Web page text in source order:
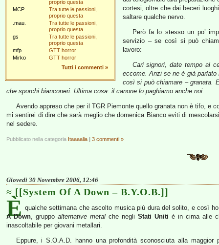
proprio questa
MCP
Tra tutte le passioni,
proprio questa
.mau.
Tra tutte le passioni,
proprio questa
gs
Tra tutte le passioni,
proprio questa
mfp
GTT horror
Mirko
GTT horror
Tutti i commenti »
cortesi, oltre che dai beceri
saltare qualche nervo.
Però fa lo stesso un po’
servizio – se così si può
lavoro:
Cari signori, date tempo al
eccome. Anzi se ne è già
così si può chiamare – granata.
che sporchi bianconeri. Ultima cosa: il canone lo paghiamo anche noi.
Avendo appreso che per il TGR Piemonte quello granata non è tifo, e
mi sentirei di dire che sarà meglio che domenica Bianco eviti di
nel sedere.
Pubblicato nella categoria Itaaaalia | 3 commenti »
Giovedì 30 Novembre 2006, 12:46
[[System Of A Down – B.Y.O.B.]]
È qualche settimana che ascolto musica più dura del solito, e così
A Down, gruppo alternative metal che negli Stati Uniti è in cima alle
inascoltabile per giovani metallari.
Eppure, i S.O.A.D. hanno una profondità sconosciuta alla